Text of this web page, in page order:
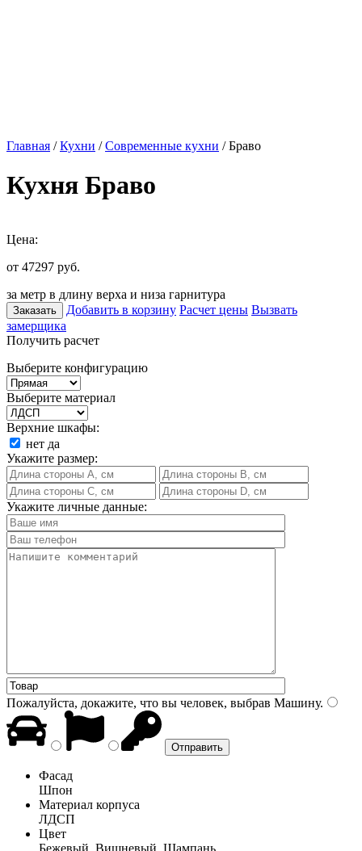
Главная /Кухни /Современные кухни / Браво
Кухня Браво
Цена:
от 47297 руб.
за метр в длину верха и низа гарнитура
Заказать Добавить в корзину Расчет цены Вызвать
замерщика
Получить расчет
Выберите конфигурацию
Выберите материал
Верхние шкафы:
нет да
Укажите размер:
Укажите личные данные:
Пожалуйста, докажите, что вы человек, выбрав Машину.
Фасад
Шпон
Материал корпуса
ЛДСП
Цвет
Бежевый, Вишневый, Шампань